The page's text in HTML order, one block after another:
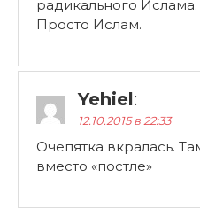
радикального
Просто Ислам.
Yehiel:
12.10.2015 в 22:33
Очепятка вкралась.
вместо «постле»